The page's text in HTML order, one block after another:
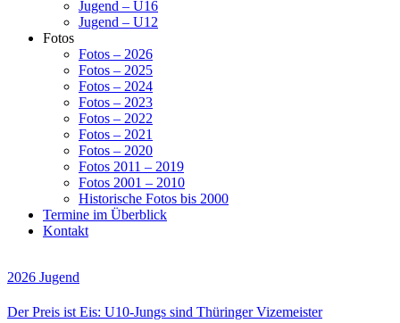
Jugend – U16
Jugend – U12
Fotos
Fotos – 2026
Fotos – 2025
Fotos – 2024
Fotos – 2023
Fotos – 2022
Fotos – 2021
Fotos – 2020
Fotos 2011 – 2019
Fotos 2001 – 2010
Historische Fotos bis 2000
Termine im Überblick
Kontakt
2026 Jugend
Der Preis ist Eis: U10-Jungs sind Thüringer Vizemeister